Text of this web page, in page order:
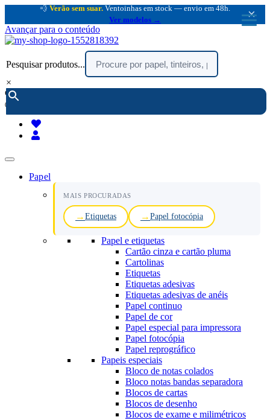
💨 Verão sem suar. Ventoinhas em stock — envio em 48h.
Ver modelos →
×
Avançar para o conteúdo
Pesquisar produtos...
×
encomendar por telefone :
(chamada rede fixa nacional)
Papel
MAIS PROCURADAS
Etiquetas Papel fotocópia
Papel e etiquetas
Cartão cinza e cartão pluma
Cartolinas
Etiquetas
Etiquetas adesivas
Etiquetas adesivas de anéis
Papel continuo
Papel de cor
Papel especial para impressora
Papel fotocópia
Papel reprográfico
Papeis especiais
Bloco de notas colados
Bloco notas bandas separadora
Blocos de cartas
Blocos de desenho
Blocos de exame e milimétricos